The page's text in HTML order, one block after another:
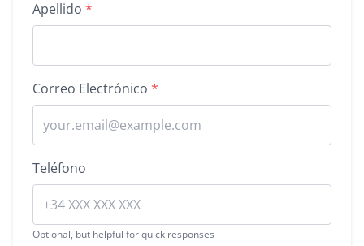
Apellido *
Correo Electrónico *
Teléfono
Optional, but helpful for quick responses